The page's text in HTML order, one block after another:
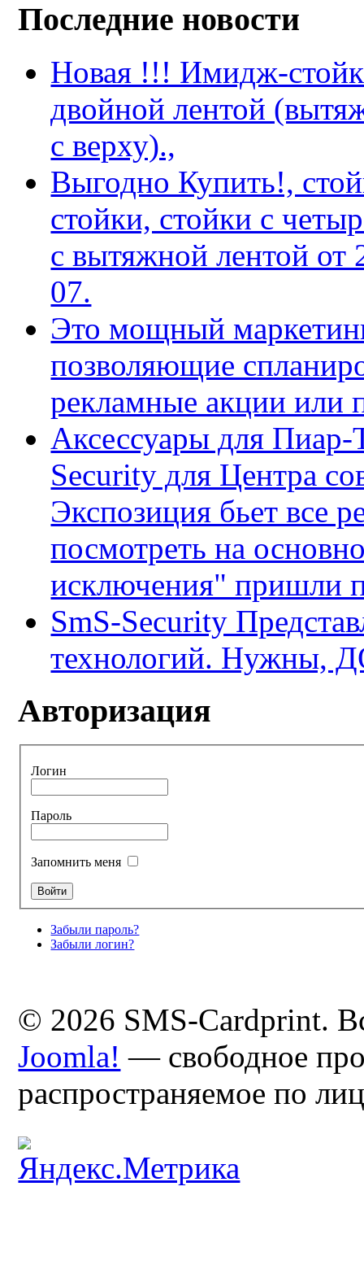
Последние новости
Новая !!! Имидж-
двойной лентой
с верху).,
Выгодно Купить!,
стойки, стойки с
с вытяжной лентой от
07.
Это мощный
позволяющие
рекламные акции или
Аксессуары для
Security для Центра
Экспозиция бьет все
посмотреть на
исключения" пришли
SmS-Security
технологий. Нужны,
Авторизация
Логин
Пароль
Запомнить меня
Забыли пароль?
Забыли логин?
© 2026 SMS-Cardprint.
Joomla! — свободное
распространяемое по